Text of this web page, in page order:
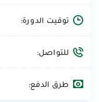
توقيت الدورة:
للتواصل:
طرق الدفع: